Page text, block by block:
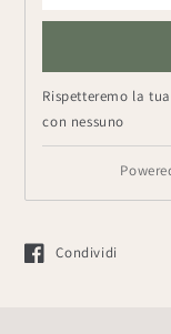
Rispetteremo la
con nessuno
Condividi
Si apre in una nuova